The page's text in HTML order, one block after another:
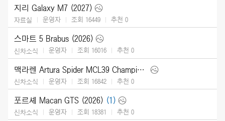
지리 Galaxy M7 (2027)
자료실 운영자 조회 16449 추천 0
스마트 5 Brabus (2026)
신차소식 운영자 조회 16016 추천 0
맥라렌 Artura Spider MCL39 Championship Edition (2026)
신차소식 운영자 조회 16842 추천 0
포르셰 Macan GTS (2026) (1)
신차소식 운영자 조회 18381 추천 0